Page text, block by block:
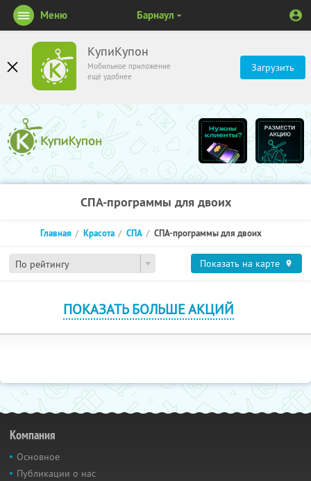
КупиКупон
Мобильное приложение
ещё удобнее
Загрузить
Меню Барнаул
СПА-программы для двоих
По рейтингу
Главная Красота СПА СПА-программы для двоих
Показать на карте
ПОКАЗАТЬ БОЛЬШЕ АКЦИЙ
Компания
Основное
Публикации о нас